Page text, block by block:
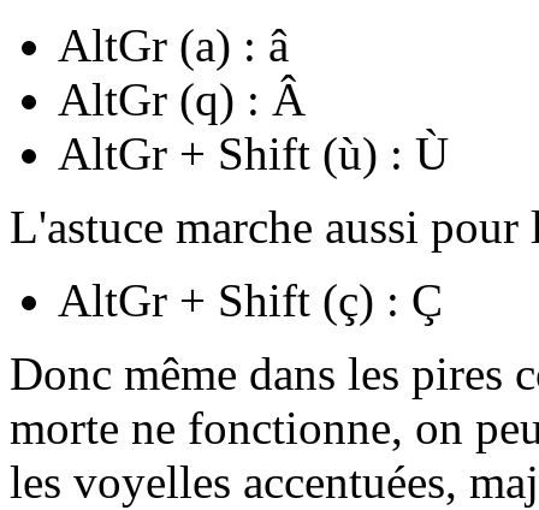
AltGr (a) : â
AltGr (q) : Â
AltGr + Shift (ù) : Ù
L'astuce marche aussi
AltGr + Shift (ç) : Ç
Donc même dans les pires
morte ne fonctionne, on
les voyelles accentuées,